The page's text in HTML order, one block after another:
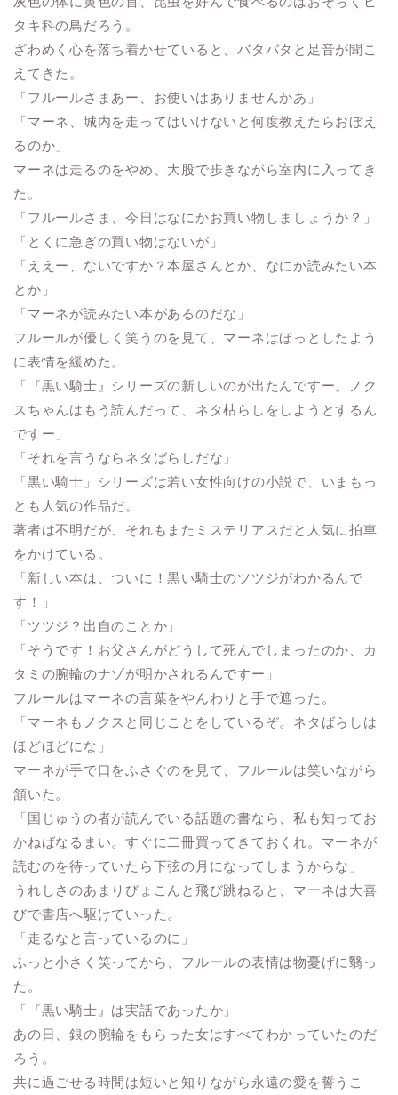
タキ科の鳥だろう。
ざわめく心を落ち着かせていると、バタバタと足音が聞こ
えてきた。
「フルールさまあー、お使いはありませんかあ」
「マーネ、城内を走ってはいけないと何度教えたらおぼえ
るのか」
マーネは走るのをやめ、大股で歩きながら室内に入ってき
た。
「フルールさま、今日はなにかお買い物しましょうか？」
「とくに急ぎの買い物はないが」
「ええー、ないですか？本屋さんとか、なにか読みたい本
とか」
「マーネが読みたい本があるのだな」
フルールが優しく笑うのを見て、マーネはほっとしたよう
に表情を緩めた。
「『黒い騎士』シリーズの新しいのが出たんですー。ノク
スちゃんはもう読んだって、ネタ枯らしをしようとするん
ですー」
「それを言うならネタばらしだな」
「黒い騎士」シリーズは若い女性向けの小説で、いまもっ
とも人気の作品だ。
著者は不明だが、それもまたミステリアスだと人気に拍車
をかけている。
「新しい本は、ついに！黒い騎士のツツジがわかるんで
す！」
「ツツジ？出自のことか」
「そうです！お父さんがどうして死んでしまったのか、カ
タミの腕輪のナゾが明かされるんですー」
フルールはマーネの言葉をやんわりと手で遮った。
「マーネもノクスと同じことをしているぞ。ネタばらしは
ほどほどにな」
マーネが手で口をふさぐのを見て、フルールは笑いながら
頷いた。
「国じゅうの者が読んでいる話題の書なら、私も知ってお
かねばなるまい。すぐに二冊買ってきておくれ。マーネが
読むのを待っていたら下弦の月になってしまうからな」
うれしさのあまりぴょこんと飛び跳ねると、マーネは大喜
びで書店へ駆けていった。
「走るなと言っているのに」
ふっと小さく笑ってから、フルールの表情は物憂げに翳っ
た。
「『黒い騎士』は実話であったか」
あの日、銀の腕輪をもらった女はすべてわかっていたのだ
ろう。
共に過ごせる時間は短いと知りながら永遠の愛を誓うこ